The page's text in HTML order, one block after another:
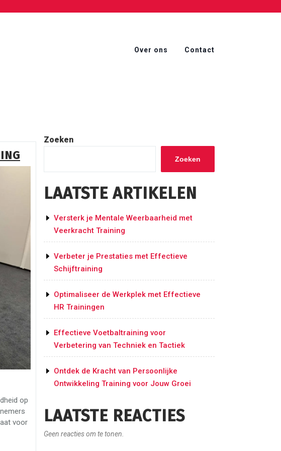
Over ons Contact
op
voor
Zoeken
Zoeken
LAATSTE ARTIKELEN
Versterk je Mentale Weerbaarheid met
Veerkracht Training
Verbeter je Prestaties met Effectieve
Schijftraining
Optimaliseer de Werkplek met Effectieve
HR Trainingen
Effectieve Voetbaltraining voor
Verbetering van Techniek en Tactiek
Ontdek de Kracht van Persoonlijke
Ontwikkeling Training voor Jouw Groei
LAATSTE REACTIES
Geen reacties om te tonen.